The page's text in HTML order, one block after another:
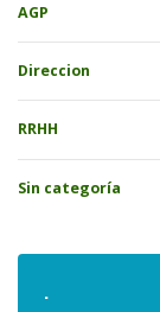
AGP
Direccion
RRHH
Sin categoría
.